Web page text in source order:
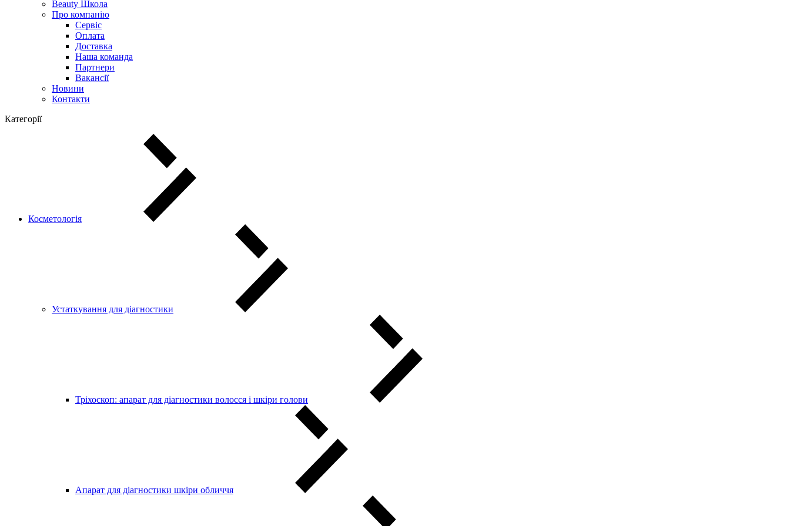
Beauty Школа
Про компанію
Сервіс
Оплата
Доставка
Наша команда
Партнери
Вакансії
Новини
Контакти
Категорії
Косметологія
Устаткування для діагностики
Тріхоскоп: апарат для діагностики волосся і шкіри голови
Апарат для діагностики шкіри обличчя